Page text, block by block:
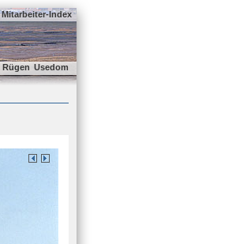
Mitarbeiter-Index
Rügen Usedom